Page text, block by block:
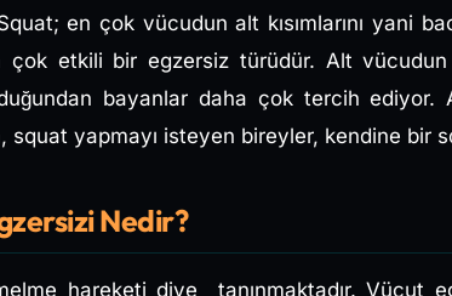
en çok vücudun alt kısımlarını yani
çok etkili bir egzersiz türüdür. Alt vücudun
bayanlar daha çok tercih ediyor.
squat yapmayı isteyen bireyler, kendine bir
Nedir?
hareketi diye tanınmaktadır. Vücut